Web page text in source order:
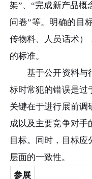
架”、“完成新产品概
问卷”等。明确的目
传物料、人员话术）
的标准。
基于公开资料与行
标时常犯的错误是过
关键在于进行展前调
成以及主要竞争对手
目标。同时，目标
层面的一致性。
参展